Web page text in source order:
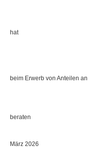
hat
beim Erwerb von Anteilen an
beraten
März 2026